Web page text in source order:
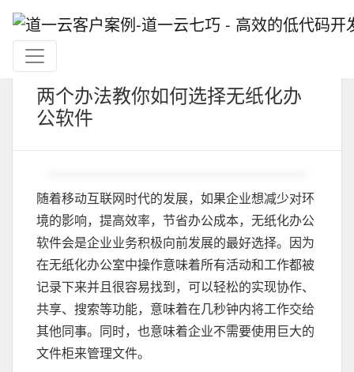
两个办法教你如何选择无纸化办
公软件
随着移动互联网时代的发展，如果企业想减少对环
境的影响，提高效率，节省办公成本，无纸化办公
软件会是企业业务积极向前发展的最好选择。因为
在无纸化办公室中操作意味着所有活动和工作都被
记录下来并且很容易找到，可以轻松的实现协作、
共享、搜索等功能，意味着在几秒钟内将工作交给
其他同事。同时，也意味着企业不需要使用巨大的
文件柜来管理文件。